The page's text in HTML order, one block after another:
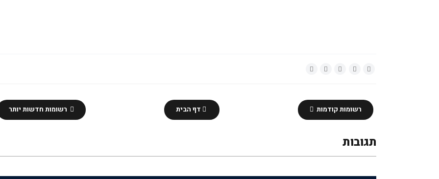
רשומות חדשות יותר רשומות קודמות דף הבית
תגובות